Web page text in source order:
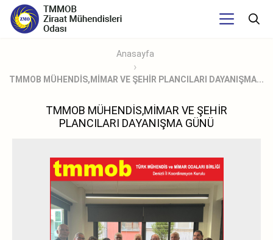
Anasayfa
TMMOB MÜHENDİS,MİMAR VE ŞEHİR PLANCILARI DAYANIŞMA...
TMMOB MÜHENDİS,MİMAR VE ŞEHİR
PLANCILARI DAYANIŞMA GÜNÜ